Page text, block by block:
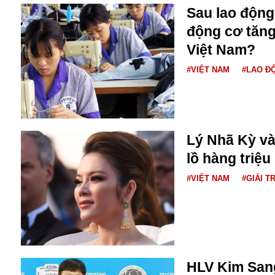
Diego Maradona
Di cư
Dòng chảy phương Bắc 1
Dải Gaza
Facebook
FED
Fansipan
F0
FLC
F-16
Gương sáng
Golf
GDP
Sau lao
động cơ
Việt Nam?
#VIỆT NAM #LAO
Lý Nhã Kỳ
lồ hàng triệu
#VIỆT NAM #GIẢI TRÍ
HLV Kim